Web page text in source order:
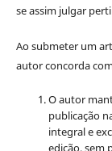
se assim julgar
Ao submeter um
autor concorda
O autor
publicação
integral e
edição, sem